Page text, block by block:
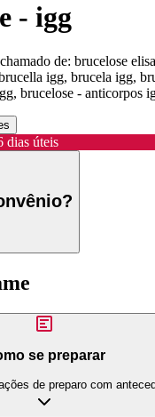
- igg
de: brucelose
igg, brucela igg,
brucelose - anticorpos
dias úteis
se preparar
de preparo com